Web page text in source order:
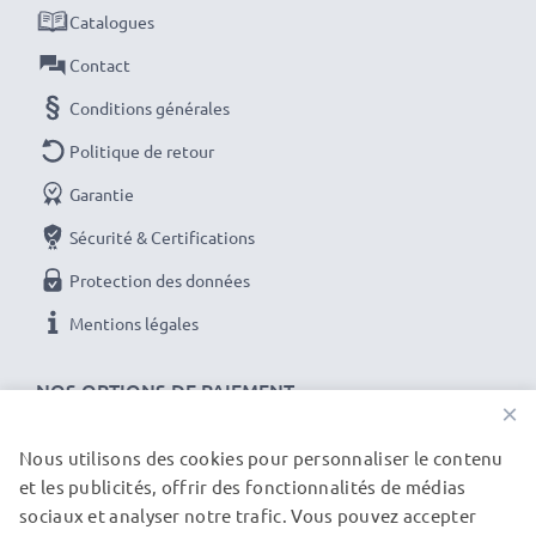
NOS OPTIONS DE PAIEMENT
Catalogues
Contact
Conditions générales
Politique de retour
Garantie
Sécurité & Certifications
Protection des données
Mentions légales
NOS PARTENAIRES DE LIVRAISON
×
Nous utilisons des cookies pour personnaliser le contenu
et les publicités, offrir des fonctionnalités de médias
sociaux et analyser notre trafic. Vous pouvez accepter